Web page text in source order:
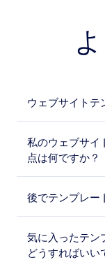
ウェブサイトテ
私のウェブサイ
点は何ですか？
後でテンプレー
気に入ったテン
どうすればいい